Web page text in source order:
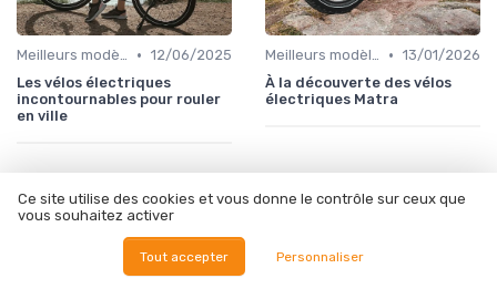
Meilleurs modèles et marques • 12/06/2025
Les vélos électriques
incontournables pour rouler
en ville
Meilleurs modèles et marques • 13/01/2026
À la découverte des vélos
électriques Matra
Les articles par date
Ce site utilise des cookies et vous donne le contrôle sur ceux que
vous souhaitez activer
Tout accepter Personnaliser